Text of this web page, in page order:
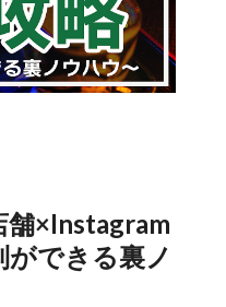
舗×Instagram
できる裏ノ